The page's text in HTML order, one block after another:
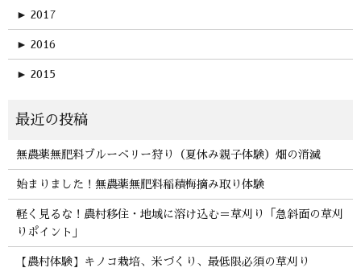
► 2017
► 2016
► 2015
無農薬無肥料ブルーベリー狩り（夏休み親子体験）畑の消滅
始まりました！無農薬無肥料稲積梅摘み取り体験
軽く見るな！農村移住・地域に溶け込む＝草刈り「急斜面の草刈
りポイント」
【農村体験】キノコ栽培、米づくり、最低限必須の草刈り